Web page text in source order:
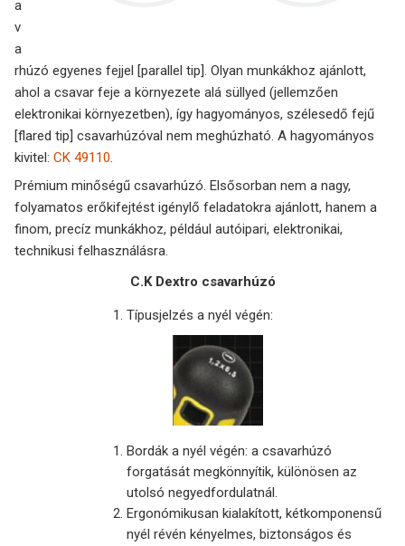
a
v
a
rhúzó egyenes fejjel [parallel tip]. Olyan munkákhoz ajánlott,
ahol a csavar feje a környezete alá süllyed (jellemzően
elektronikai környezetben), így hagyományos, szélesedő fejű
[flared tip] csavarhúzóval nem meghúzható. A hagyományos
kivitel: CK 49110.
Prémium minőségű csavarhúzó. Elsősorban nem a nagy,
folyamatos erőkifejtést igénylő feladatokra ajánlott, hanem a
finom, precíz munkákhoz, például autóipari, elektronikai,
technikusi felhasználásra.
C.K Dextro csavarhúzó
Típusjelzés a nyél végén:
Bordák a nyél végén: a csavarhúzó
forgatását megkönnyítik, különösen az
utolsó negyedfordulatnál.
Ergonómikusan kialakított, kétkomponensű
nyél révén kényelmes, biztonságos és